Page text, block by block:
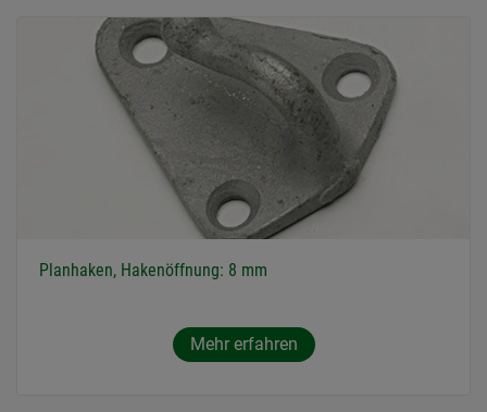
Planhaken, Hakenöffnung: 8 mm
Mehr erfahren